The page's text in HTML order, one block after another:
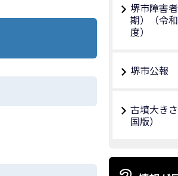
堺市障害
期）（令
度）
堺市公報
古墳大き
国版）